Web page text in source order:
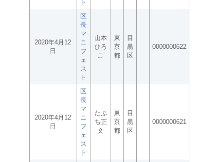
ト
2020年4月12
日
区
長
マ
ニ
フ
ェ
ス
ト
山本
ひろ
こ
東
京
都
目
黒
区
0000000622
2020年4月12
日
区
長
マ
ニ
フ
ェ
ス
ト
たぶ
ち正
文
東
京
都
目
黒
区
0000000621